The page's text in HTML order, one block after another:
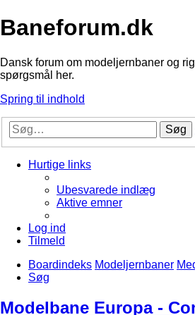
Baneforum.dk
Dansk forum om modeljernbaner og
spørgsmål her.
Spring til indhold
Søg
Hurtige links
Ubesvarede indlæg
Aktive emner
Log ind
Tilmeld
Boardindeks Modeljernbaner
Søg
Modelbane Europa -